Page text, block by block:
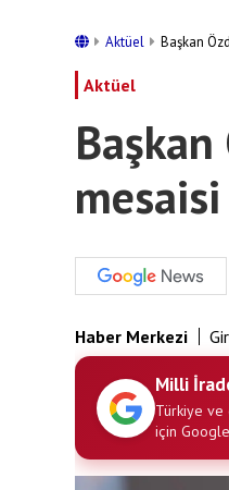
Aktüel Başkan
Aktüel
mesaisi
Haber Merkezi
Milli
Türkiye ve
için